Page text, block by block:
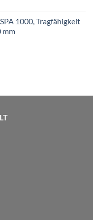
1000, Tragfähigkeit
mm